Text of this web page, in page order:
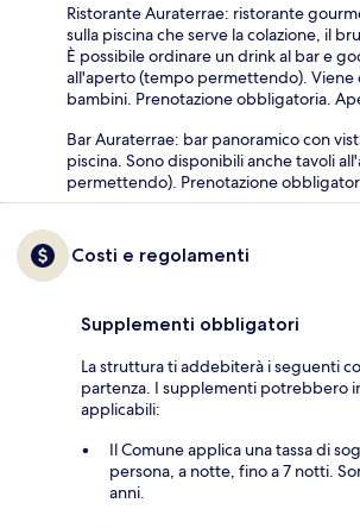
Ristorante Auraterrae: ristorante
sulla piscina che serve la colazione, il
È possibile ordinare un drink al bar e
all'aperto (tempo permettendo).
bambini. Prenotazione obbligatoria.
Bar Auraterrae: bar panoramico con
piscina. Sono disponibili anche tavoli
permettendo). Prenotazione
Costi e regolamenti
Supplementi obbligatori
La struttura ti addebiterà i seguenti
partenza. I supplementi potrebbero
applicabili:
Il Comune applica una tassa di
persona, a notte, fino a 7 notti.
anni.